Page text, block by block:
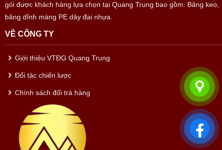
gói được khách hàng lựa chọn tại Quang Trung bao gồm: Băng keo,
băng dĩnh màng PE dây đai nhựa.
VỀ CÔNG TY
Giới thiệu VTĐG Quang Trung
Đối tác chiến lược
Chính sách đổi trả hàng